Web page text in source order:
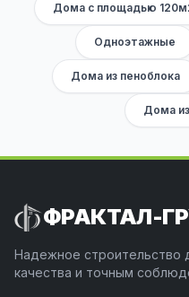
Дома с площадью
Одноэтажные
Дома из пеноблока
Дома
ФРАКТАЛ-
Надежное строительство
качества и точным